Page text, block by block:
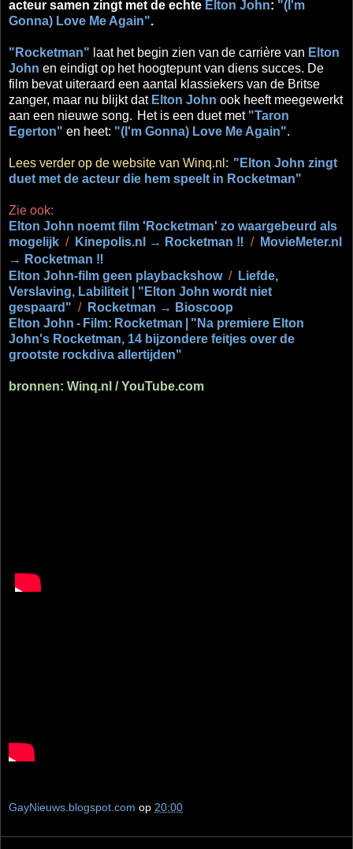
acteur samen zingt met de echte Elton John: "(I'm
Gonna) Love Me Again".
"Rocketman" laat het begin zien van de carrière van Elton
John en eindigt op het hoogtepunt van diens succes. De
film bevat uiteraard een aantal klassiekers van de Britse
zanger, maar nu blijkt dat Elton John ook heeft meegewerkt
aan een nieuwe song. Het is een duet met "Taron
Egerton" en heet: "(I'm Gonna) Love Me Again".
Lees verder op de website van Winq.nl: "Elton John zingt
duet met de acteur die hem speelt in Rocketman"
Zie ook:
Elton John noemt film 'Rocketman' zo waargebeurd als
mogelijk / Kinepolis.nl → Rocketman ‼ /
MovieMeter.nl
→ Rocketman ‼
Elton John-film geen playbackshow / Liefde,
Verslaving, Labiliteit | "Elton John wordt niet
gespaard" / Rocketman → Bioscoop
Elton John - Film: Rocketman
"Na premiere Elton
John's Rocketman, 14 bijzondere feitjes over de
grootste rockdiva allertijden"
bronnen: Winq.nl / YouTube.com
GayNieuws.blogspot.com op 20:00